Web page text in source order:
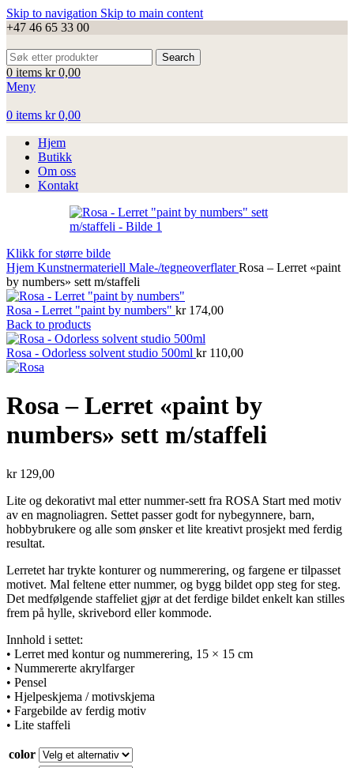
Skip to navigation Skip to main content
+47 46 65 33 00
Search
0 items kr0,00
Meny
0 items kr0,00
Hjem
Butikk
Om oss
Kontakt
Klikk for større bilde
Hjem Kunstnermateriell Male-/tegneoverflaterRosa – Lerret «paint
by numbers» sett m/staffeli
Rosa - Lerret "paint by numbers" kr174,00
Back to products
Rosa - Odorless solvent studio 500ml kr110,00
Rosa – Lerret «paint by
numbers» sett m/staffeli
kr129,00
Lite og dekorativt mal etter nummer-sett fra ROSA Start med motiv
av en magnoliagren. Settet passer godt for nybegynnere, barn,
hobbybrukere og alle som ønsker et lite kreativt prosjekt med ferdig
resultat.
Lerretet har trykte konturer og nummerering, og fargene er tilpasset
motivet. Mal feltene etter nummer, og bygg bildet opp steg for steg.
Det medfølgende staffeliet gjør at det ferdige bildet enkelt kan stilles
frem på hylle, skrivebord eller kommode.
Innhold i settet:
• Lerret med kontur og nummerering, 15 × 15 cm
• Nummererte akrylfarger
• Pensel
• Hjelpeskjema / motivskjema
• Fargebilde av ferdig motiv
• Lite staffeli
color